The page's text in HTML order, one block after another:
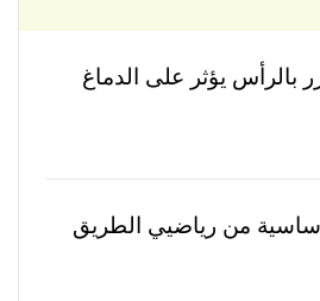
بالرأس يؤثر على الدماغ
من رياضيي الطريق